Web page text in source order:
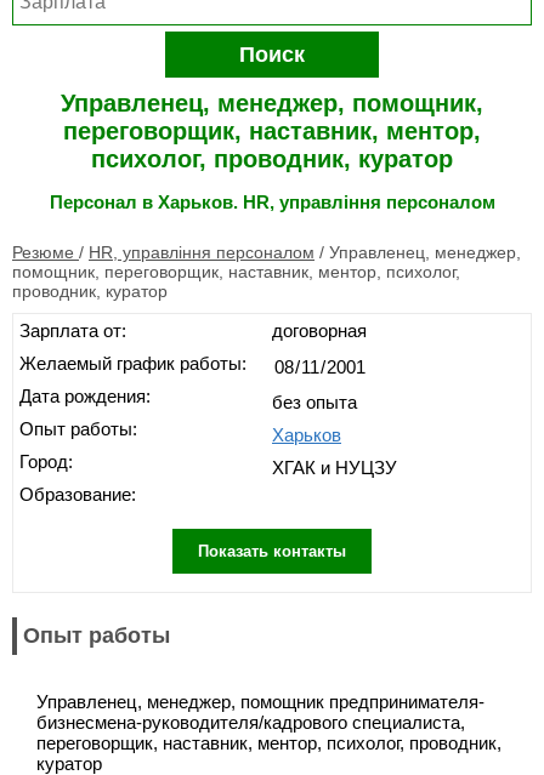
Поиск
Управленец, менеджер, помощник,
переговорщик, наставник, ментор,
психолог, проводник, куратор
Персонал в Харьков. HR, управління персоналом
Резюме / HR, управління персоналом / Управленец, менеджер,
помощник, переговорщик, наставник, ментор, психолог,
проводник, куратор
Зарплата от:
Желаемый график работы:
Дата рождения:
Опыт работы:
Город:
Образование:
договорная
без опыта
Харьков
ХГАК и НУЦЗУ
Показать контакты
Опыт работы
Управленец, менеджер, помощник предпринимателя-
бизнесмена-руководителя/кадрового специалиста,
переговорщик, наставник, ментор, психолог, проводник,
куратор